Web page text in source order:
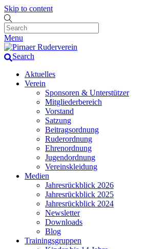
Skip to content
Menu
Search
Aktuelles
Verein
Sponsoren & Unterstützer
Mitgliederbereich
Vorstand
Satzung
Beitragsordnung
Ruderordnung
Ehrenordnung
Jugendordnung
Vereinskleidung
Medien
Jahresrückblick 2026
Jahresrückblick 2025
Jahresrückblick 2024
Newsletter
Downloads
Blog
Trainingsgruppen